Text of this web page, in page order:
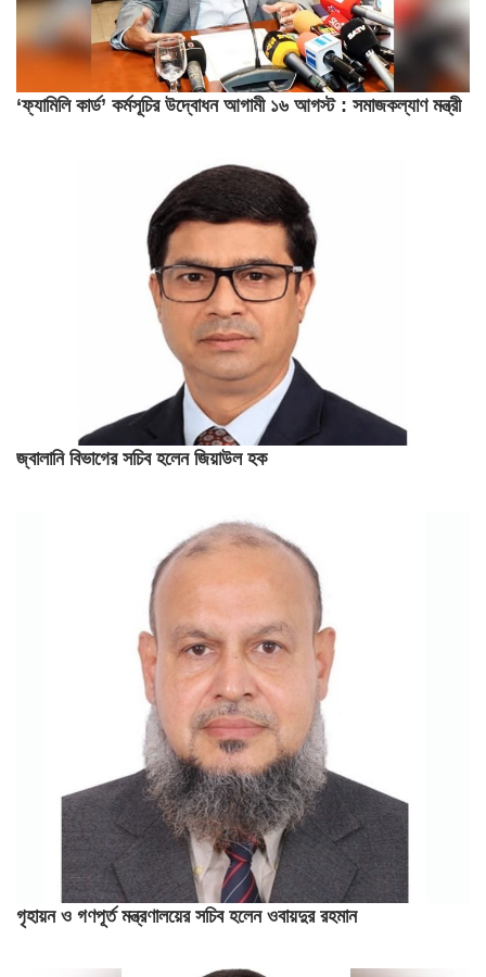
‘ফ্যামিলি কার্ড’ কর্মসূচির উদ্বোধন আগামী ১৬ আগস্ট : সমাজকল্যাণ মন্ত্রী
জ্বালানি বিভাগের সচিব হলেন জিয়াউল হক
গৃহায়ন ও গণপূর্ত মন্ত্রণালয়ের সচিব হলেন ওবায়দুর রহমান